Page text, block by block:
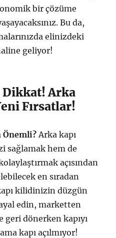
bir çözüme
Bu da,
elinizdeki
geliyor!
Dikkat! Arka
Fırsatlar!
Önemli?Arka kapı
sağlamak hem de
açısından
en sıradan
kilidinizin düzgün
edin, marketten
geri dönerken kapıyı
kapı açılmıyor!